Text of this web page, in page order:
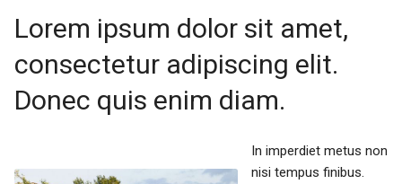
Lorem ipsum dolor sit amet,
consectetur adipiscing elit.
Donec quis enim diam.
In imperdiet metus non
nisi tempus finibus.